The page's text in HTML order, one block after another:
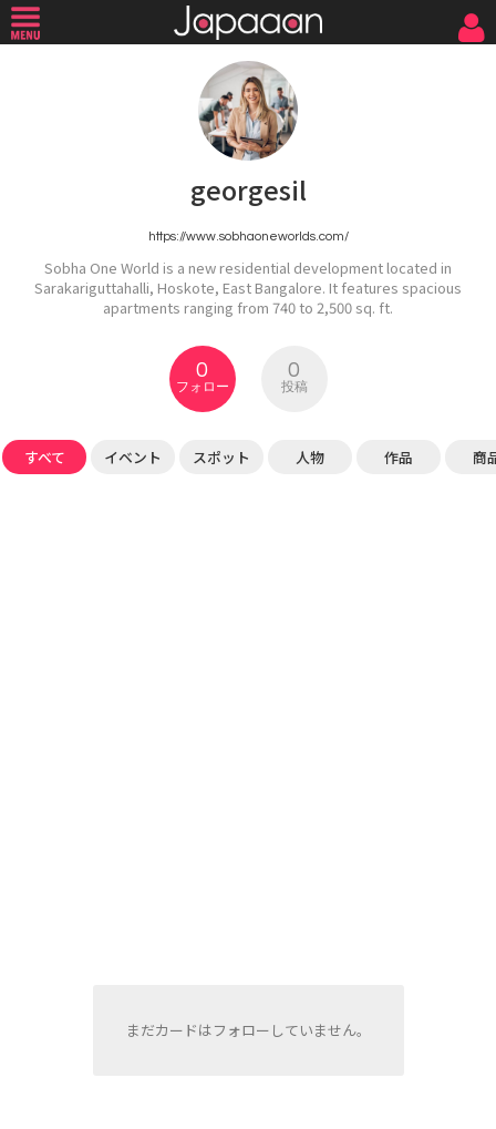
georgesil
https://www.sobhaoneworlds.com/
Sobha One World is a new residential development located in
Sarakariguttahalli, Hoskote, East Bangalore. It features spacious
apartments ranging from 740 to 2,500 sq. ft.
0
フォロー
0
投稿
すべて イベント スポット 人物 作品 商
まだカードはフォローしていません。